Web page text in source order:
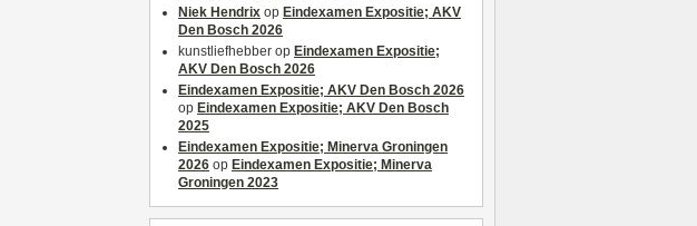
Niek Hendrix op Eindexamen Expositie; AKV
Den Bosch 2026
kunstliefhebber op Eindexamen Expositie;
AKV Den Bosch 2026
Eindexamen Expositie; AKV Den Bosch 2026
op Eindexamen Expositie; AKV Den Bosch
2025
Eindexamen Expositie; Minerva Groningen
2026 op Eindexamen Expositie; Minerva
Groningen 2023